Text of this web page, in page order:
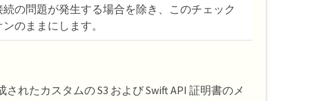
の問題が発生する場合を除き、このチェック
のままにします。
れたカスタムの S3 および Swift API 証明書のメ